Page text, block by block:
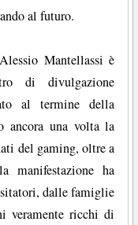
al futuro.
Mantellassi è
di divulgazione
al termine della
ancora una volta la
del gaming, oltre a
manifestazione ha
dalle famiglie
veramente ricchi di